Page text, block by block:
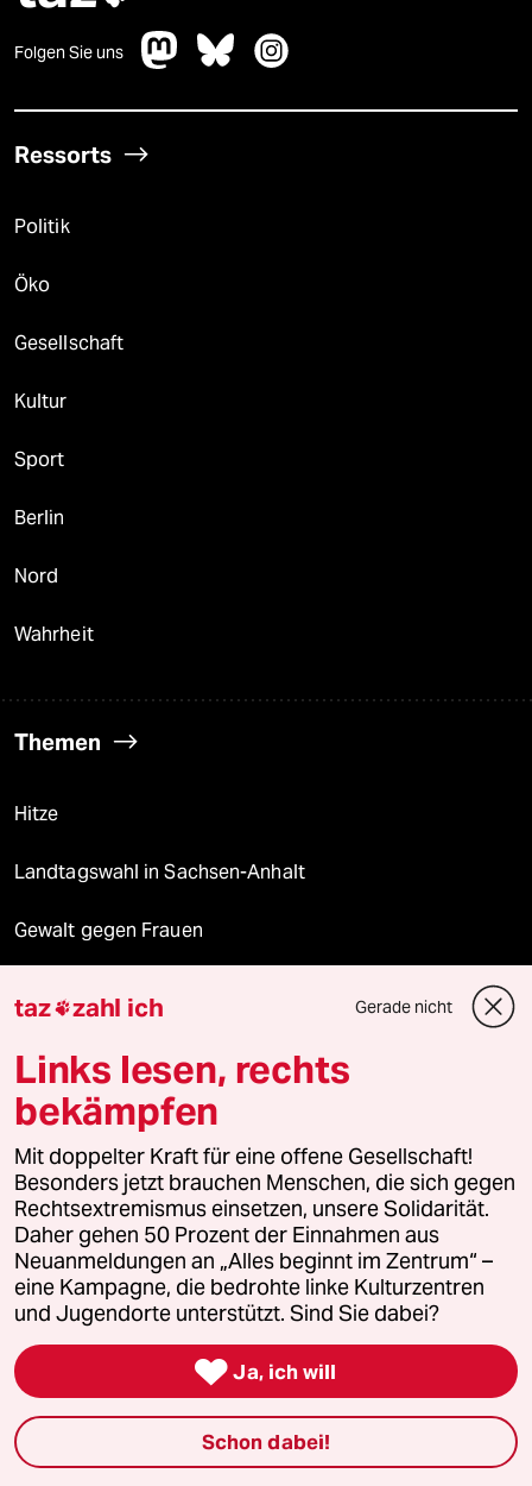
Folgen Sie uns
Ressorts
Politik
Öko
Gesellschaft
Kultur
Sport
Berlin
Nord
Wahrheit
Themen
Hitze
Landtagswahl in Sachsen-Anhalt
Gewalt gegen Frauen
Verlag
Aktuelles
Hausblog
Die Seitenwende
Stellen
Presse
taz zahl ich Gerade nicht
Links lesen, rechts
bekämpfen
Mit doppelter Kraft für eine offene Gesellschaft!
Besonders jetzt brauchen Menschen, die sich gegen
Rechtsextremismus einsetzen, unsere Solidarität.
Daher gehen 50 Prozent der Einnahmen aus
Neuanmeldungen an „Alles beginnt im Zentrum“ –
eine Kampagne, die bedrohte linke Kulturzentren
und Jugendorte unterstützt. Sind Sie dabei?
 Ja, ich will
Schon dabei!